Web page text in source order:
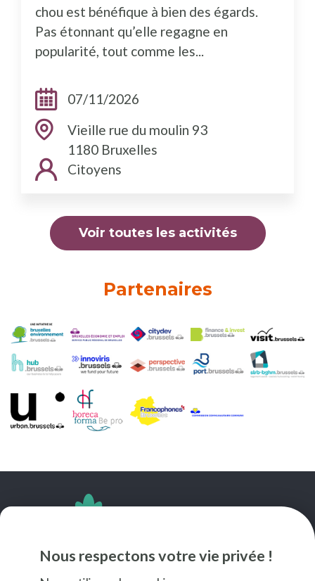
Nous respectons votre vie privée !
chou est bénéfique à bien des égards.
Pas étonnant qu’elle regagne en
popularité, tout comme les...
Dates:07/11/2026
Adresse:Vieille rue du moulin 93
1180 Bruxelles
Public cible:
Citoyens
Voir toutes les activités
Partenaires